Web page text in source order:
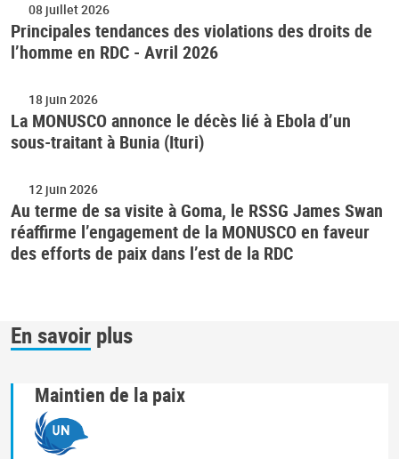
08 juillet 2026
Principales tendances des violations des droits de
l’homme en RDC - Avril 2026
18 juin 2026
La MONUSCO annonce le décès lié à Ebola d’un
sous-traitant à Bunia (Ituri)
12 juin 2026
Au terme de sa visite à Goma, le RSSG James Swan
réaffirme l’engagement de la MONUSCO en faveur
des efforts de paix dans l’est de la RDC
En savoir plus
Maintien de la paix